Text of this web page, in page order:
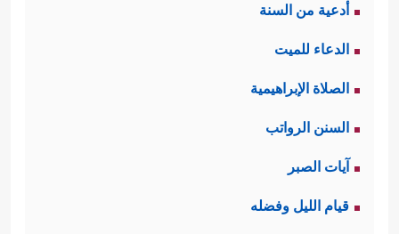
أدعية من السنة
الدعاء للميت
الصلاة الإبراهيمية
السنن الرواتب
آيات الصبر
قيام الليل وفضله